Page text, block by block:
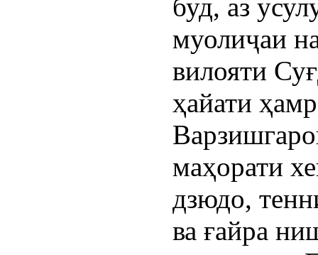
буд, аз
муолиҷаи
вилояти
ҳайати
маҳорати
дзюдо,
ва ғайра